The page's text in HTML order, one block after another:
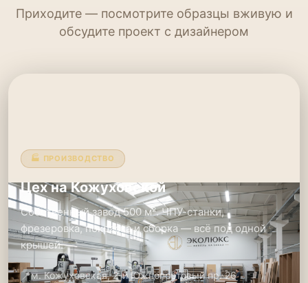
Приходите — посмотрите образцы вживую и
обсудите проект с дизайнером
🏭 ПРОИЗВОДСТВО
Цех на Кожуховской
Собственный завод 500 м². ЧПУ-станки,
фрезеровка, покраска и сборка — всё под одной
крышей.
📍м. Кожуховская, 2-й Южнопортовый пр. 26